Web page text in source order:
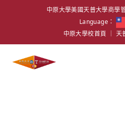
中原大學美國天普大學商學
Language：
中原大學校首頁
天